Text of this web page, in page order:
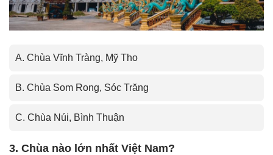
A. Chùa Vĩnh Tràng, Mỹ Tho
B. Chùa Som Rong, Sóc Trăng
C. Chùa Núi, Bình Thuận
3. Chùa nào lớn nhất Việt Nam?